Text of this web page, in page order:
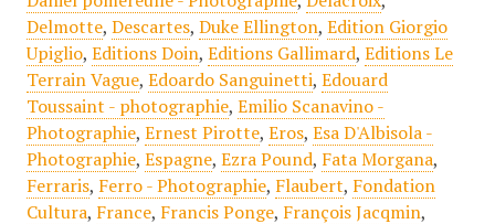
Delmotte, Descartes, Duke Ellington, Edition Giorgio
Upiglio, Editions Doin, Editions Gallimard, Editions Le
Terrain Vague, Edoardo Sanguinetti, Edouard
Toussaint - photographie, Emilio Scanavino -
Photographie, Ernest Pirotte, Eros, Esa D'Albisola -
Photographie, Espagne, Ezra Pound, Fata Morgana,
Ferraris, Ferro - Photographie, Flaubert, Fondation
Cultura, France, Francis Ponge, François Jacqmin,